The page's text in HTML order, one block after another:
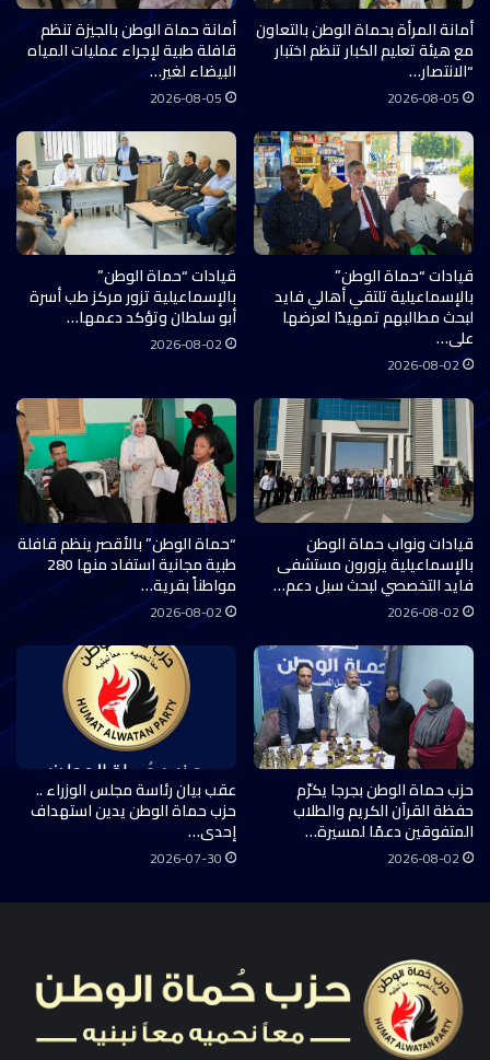
أمانة المرأة بحماة الوطن بالتعاون
مع هيئة تعليم الكبار تنظم اختبار
“الانتصار…
2026-08-05
أمانة حماة الوطن بالجيزة تنظم
قافلة طبية لإجراء عمليات المياه
البيضاء لغير…
2026-08-05
قيادات “حماة الوطن”
بالإسماعيلية تلتقي أهالي فايد
لبحث مطالبهم تمهيدًا لعرضها
على…
2026-08-02
قيادات “حماة الوطن”
بالإسماعيلية تزور مركز طب أسرة
أبو سلطان وتؤكد دعمها…
2026-08-02
قيادات ونواب حماة الوطن
بالإسماعيلية يزورون مستشفى
فايد التخصصي لبحث سبل دعم…
2026-08-02
“حماة الوطن” بالأقصر ينظم قافلة
طبية مجانية استفاد منها 280
مواطناً بقرية…
2026-08-02
حزب حماة الوطن بجرجا يكرّم
حفظة القرآن الكريم والطلاب
المتفوقين دعمًا لمسيرة…
2026-08-02
عقب بيان رئاسة مجلس الوزراء ..
حزب حماة الوطن يدين استهداف
إحدى…
2026-07-30